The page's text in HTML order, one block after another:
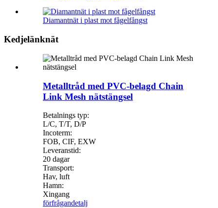
Diamantnät i plast mot fågelfångst
Kedjelänknät
Metalltråd med PVC-belagd Chain
Link Mesh nätstängsel
Betalnings typ:
L/C, T/T, D/P
Incoterm:
FOB, CIF, EXW
Leveranstid:
20 dagar
Transport:
Hav, luft
Hamn:
Xingang
förfrågandetalj